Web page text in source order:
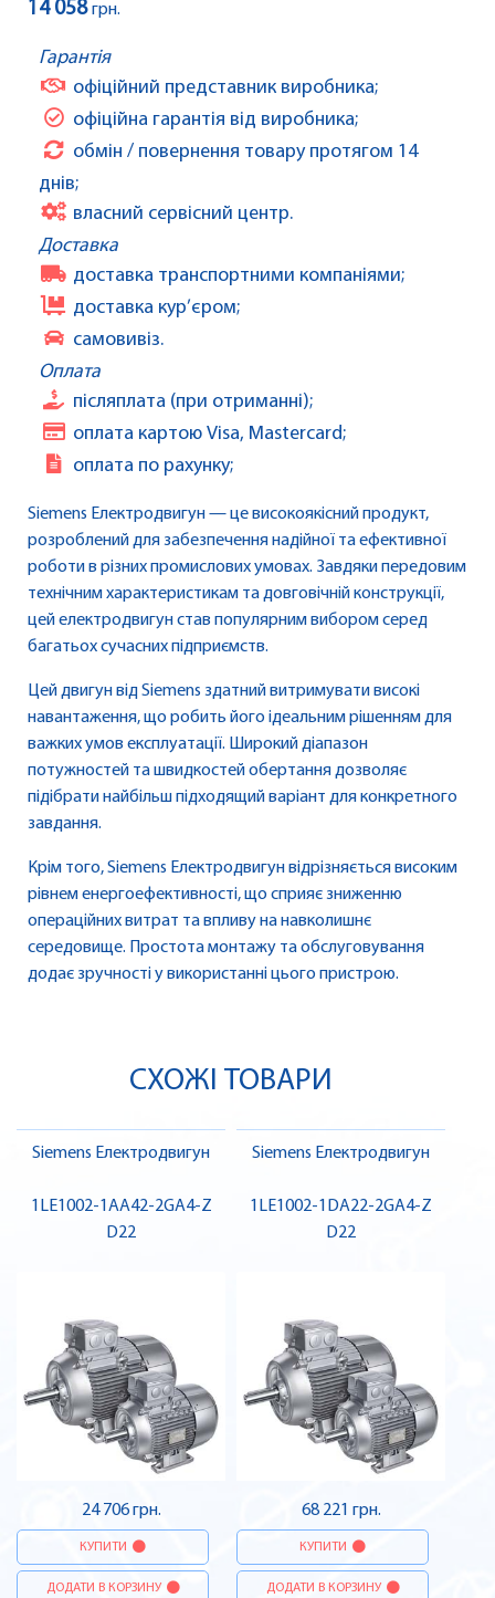
14 058грн.
Гарантія
офіційний представник виробника;
офіційна гарантія від виробника;
обмін / повернення товару протягом 14
днів;
власний сервісний центр.
Доставка
доставка транспортними компаніями;
доставка кур’єром;
самовивіз.
Оплата
післяплата (при отриманні);
оплата картою Visa, Mastercard;
оплата по рахунку;
Siemens Електродвигун — це високоякісний продукт,
розроблений для забезпечення надійної та ефективної
роботи в різних промислових умовах. Завдяки передовим
технічним характеристикам та довговічній конструкції,
цей електродвигун став популярним вибором серед
багатьох сучасних підприємств.
Цей двигун від Siemens здатний витримувати високі
навантаження, що робить його ідеальним рішенням для
важких умов експлуатації. Широкий діапазон
потужностей та швидкостей обертання дозволяє
підібрати найбільш підходящий варіант для конкретного
завдання.
Крім того, Siemens Електродвигун відрізняється високим
рівнем енергоефективності, що сприяє зниженню
операційних витрат та впливу на навколишнє
середовище. Простота монтажу та обслуговування
додає зручності у використанні цього пристрою.
СХОЖІ ТОВАРИ
Siemens Електродвигун
1LE1002-1AA42-2GA4-Z
D22
24 706 грн.
КУПИТИ
ДОДАТИ В КОРЗИНУ
Siemens Електродвигун
1LE1002-1DA22-2GA4-Z
D22
68 221 грн.
КУПИТИ
ДОДАТИ В КОРЗИНУ